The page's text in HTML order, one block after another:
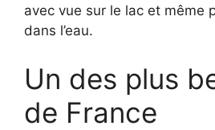
avec vue sur le lac et même
dans l’eau.
Un des plus
de France